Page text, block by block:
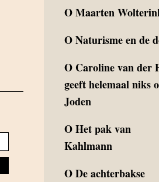
OMaarten
ONaturisme en de
O Caroline van der
geeft helemaal niks
Joden
OHet pak van
Kahlmann
ODe achterbakse